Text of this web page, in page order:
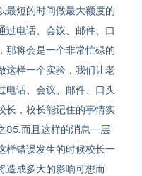
最短的时间做最大额度的
过电话、会议、邮件、口
那将会是一个非常忙碌的
这样一个实验，我们让老
电话、会议、邮件、口头
长，校长能记住的事情实
85.而且这样的消息一层
样错误发生的时候校长一
造成多大的影响可想而